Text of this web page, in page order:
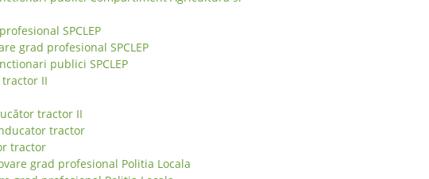
SPCLEP
grad profesional SPCLEP
publici SPCLEP
II
tractor II
tractor
tractor
grad profesional Politia Locala